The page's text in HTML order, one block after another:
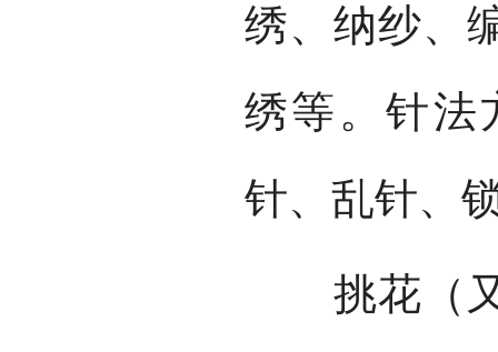
绣、纳纱、
绣等。针法
针、乱针、
挑花（又